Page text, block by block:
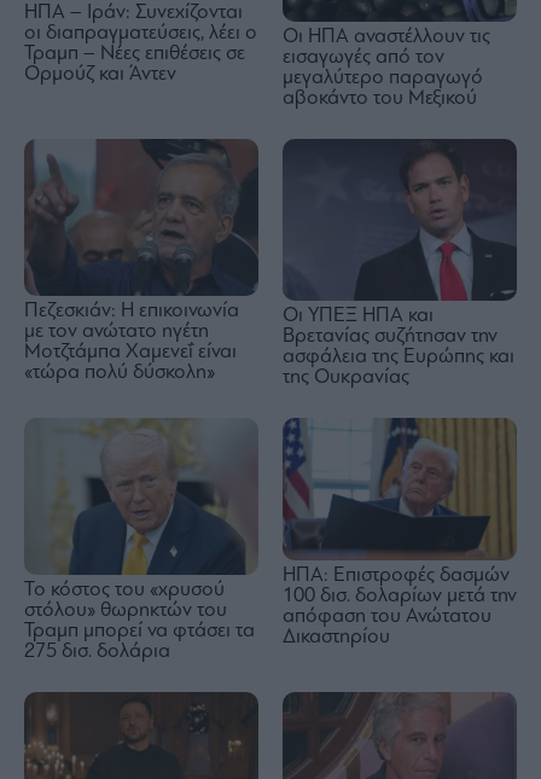
ΗΠΑ – Ιράν: Συνεχίζονται
οι διαπραγματεύσεις, λέει ο
Τραμπ – Νέες επιθέσεις σε
Ορμούζ και Άντεν
Οι ΗΠΑ αναστέλλουν τις
εισαγωγές από τον
μεγαλύτερο παραγωγό
αβοκάντο του Μεξικού
Πεζεσκιάν: Η επικοινωνία
με τον ανώτατο ηγέτη
Μοτζτάμπα Χαμενεΐ είναι
«τώρα πολύ δύσκολη»
Οι ΥΠΕΞ ΗΠΑ και
Βρετανίας συζήτησαν την
ασφάλεια της Ευρώπης και
της Ουκρανίας
Το κόστος του «χρυσού
στόλου» θωρηκτών του
Τραμπ μπορεί να φτάσει τα
275 δισ. δολάρια
ΗΠΑ: Επιστροφές δασμών
100 δισ. δολαρίων μετά την
απόφαση του Ανώτατου
Δικαστηρίου